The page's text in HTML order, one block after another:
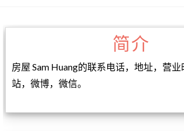
简介
房屋 Sam Huang的联系电话，地址，营
站，微博，微信。